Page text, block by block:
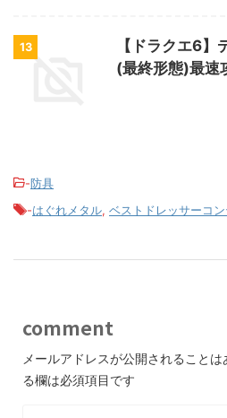
13
【ドラクエ6】
(最終形態)最速
-防具
-はぐれメタル, ベストドレッサーコン
comment
メールアドレスが公開されることは
る欄は必須項目です